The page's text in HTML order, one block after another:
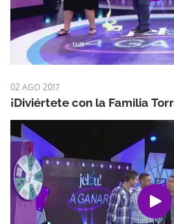
02 AGO 2017
¡Diviértete con la Familia